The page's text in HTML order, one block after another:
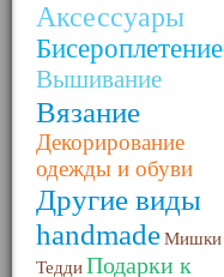
Аксессуары
Бисероплетение
Вышивание
Вязание
Декорирование
одежды и обуви
Другие виды
handmadeМишки
ТеддиПодарки к